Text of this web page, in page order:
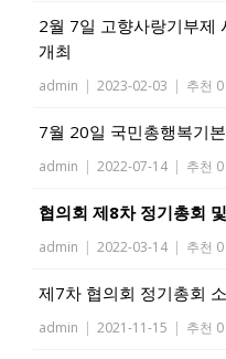
2월 7일 고향사랑기부제
개최
admin | 2023-02-03 | 추천 0
7월 20일 국민총행복기
admin | 2022-07-14 | 추천 0
협의회 제8차 정기총회
admin | 2022-03-14 | 추천 0
제7차 협의회 정기총회
admin | 2021-11-15 | 추천 0